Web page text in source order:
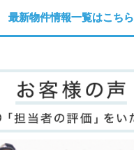
最新物件情報一覧はこちら